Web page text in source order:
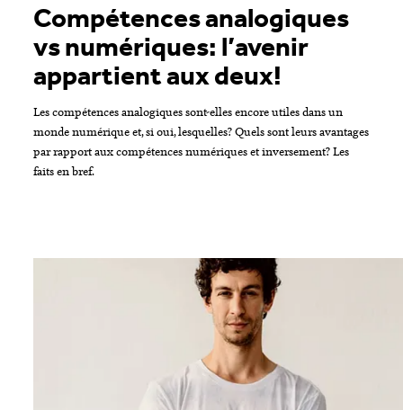
Compétences analogiques
vs numériques: l’avenir
appartient aux deux!
Les compétences analogiques sont-elles encore utiles dans un
monde numérique et, si oui, lesquelles? Quels sont leurs avantages
par rapport aux compétences numériques et inversement? Les
faits en bref.